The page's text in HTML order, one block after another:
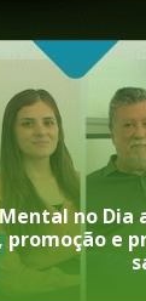
no Dia
promoção e